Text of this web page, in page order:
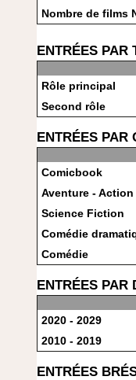
Nombre de films
ENTRÉES PAR
Rôle principal
Second rôle
ENTRÉES PAR
Comicbook
Aventure - Action
Science Fiction
Comédie
Comédie
ENTRÉES PAR
2020 - 2029
2010 - 2019
ENTRÉES